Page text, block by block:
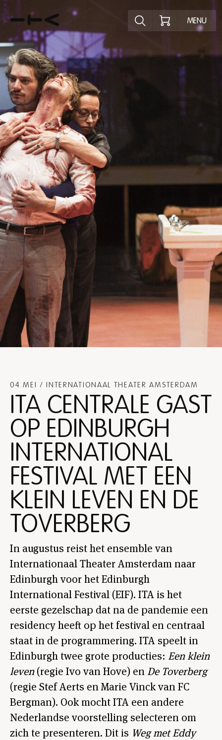
Ontdek het
MENU
04 MEI / INTERNATIONAAL THEATER AMSTERDAM
ITA CENTRALE GAST
OP EDINBURGH
INTERNATIONAL
FESTIVAL MET EEN
KLEIN LEVEN EN DE
TOVERBERG
In augustus reist het ensemble van
Internationaal Theater Amsterdam naar
Edinburgh voor het Edinburgh
International Festival (EIF). ITA is het
eerste gezelschap dat na de pandemie een
residency heeft op het festival en centraal
staat in de programmering. ITA speelt in
Edinburgh twee grote producties: Een klein
leven(regie Ivo van Hove) en De Toverberg
(regie Stef Aerts en Marie Vinck van FC
Bergman). Ook mocht ITA een andere
Nederlandse voorstelling selecteren om
zich te presenteren. Dit is Weg met Eddy